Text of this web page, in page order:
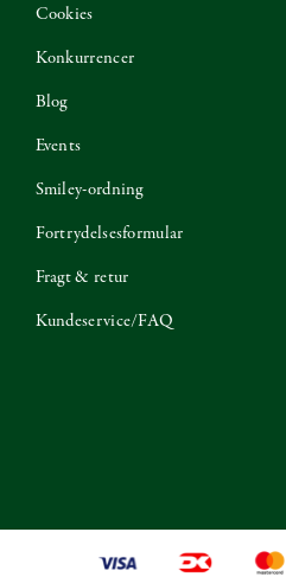
Cookies
Konkurrencer
Blog
Events
Smiley-ordning
Fortrydelsesformular
Fragt & retur
Kundeservice/FAQ